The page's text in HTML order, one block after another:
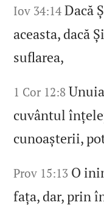
Iov 34:14 Dacă
aceasta, dacă
suflarea,
1 Cor 12:8
cuvântul
cunoașterii,
Prov 15:13 O
fața, dar, prin